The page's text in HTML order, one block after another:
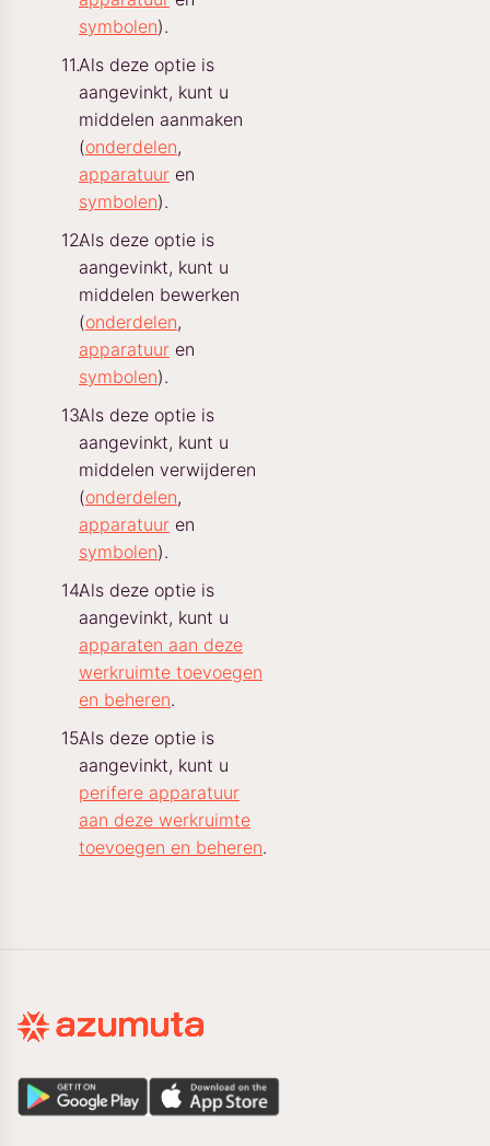
symbolen).
Als deze optie is
aangevinkt, kunt u
middelen aanmaken
(onderdelen,
apparatuur en
symbolen).
Als deze optie is
aangevinkt, kunt u
middelen bewerken
(onderdelen,
apparatuur en
symbolen).
Als deze optie is
aangevinkt, kunt u
middelen verwijderen
(onderdelen,
apparatuur en
symbolen).
Als deze optie is
aangevinkt, kunt u
apparaten aan deze
werkruimte toevoegen
en beheren.
Als deze optie is
aangevinkt, kunt u
perifere apparatuur
aan deze werkruimte
toevoegen en beheren.